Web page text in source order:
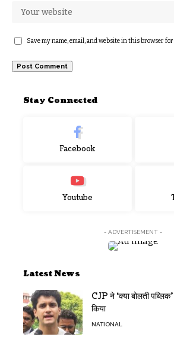
Save my name, email, and website in this browser
Stay Connected
Facebook
Youtube
- ADVERTISEMENT -
Latest News
CJP ने ‘क्या बोलती
किया
NATIONAL